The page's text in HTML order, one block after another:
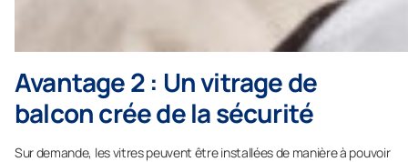
Avantage 2 : Un vitrage de
balcon crée de la sécurité
Sur demande, les vitres peuvent être installées de manière à pouvoir